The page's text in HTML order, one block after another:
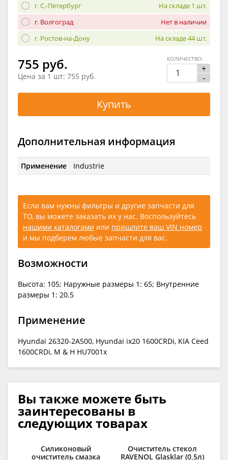
г. С.-Петербург
На складе 1 шт.
г. Волгоград
Нет в наличии
г. Ростов-на-Дону
На складе 44 шт.
755 руб.
Цена за 1 шт: 755 руб.
+
-
КОЛИЧЕСТВО:
Купить
Дополнительная информация
Применение Industrie
Если вам нужны фильтры и другие запчасти для
ТО, вы можете заказать их у нас. Воспользуйтесь
нашими каталогами или пришлите ваш VIN номер
и мы подберем любые запчасти для вас.
Возможности
Высота: 105; Наружные размеры 1: 65; Внутренние
размеры 1: 20.5
Применение
Hyundai 26320-2A500, Hyundai ix20 1600CRDi, KIA Ceed
1600CRDi, М & H HU7001x
Вы также можете быть
заинтересованы в
следующих товарах
Силиконовый
очиститель смазка
Очиститель стекол
RAVENOL Glasklar (0,5л)